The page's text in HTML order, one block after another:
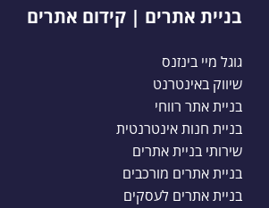
בניית אתרים | קידום אתרים
גוגל מיי בינזנס
שיווק באינטרנט
בניית אתר רווחי
בניית חנות אינטרנטית
שירותי בניית אתרים
בניית אתרים מורכבים
בניית אתרים לעסקים